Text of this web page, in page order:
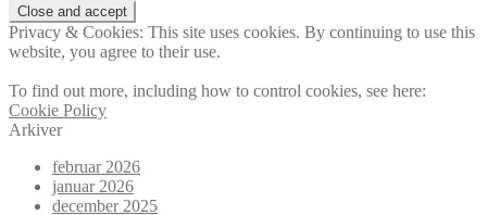
Privacy & Cookies: This site uses cookies. By continuing to use this
website, you agree to their use.
To find out more, including how to control cookies, see here:
Cookie Policy
Arkiver
februar 2026
januar 2026
december 2025